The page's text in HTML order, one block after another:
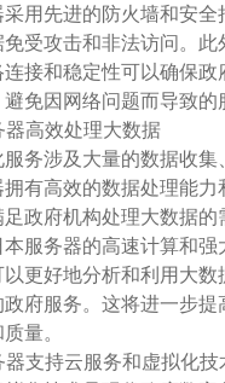
采用先进的防火墙和安
受攻击和非法访问。此
接和稳定性可以确保政
免因网络问题而导致的
器高效处理大数据
务涉及大量的数据收集
拥有高效的数据处理能力
政府机构处理大数据的
本服务器的高速计算和
更好地分析和利用大
府服务。这将进一步提
量。
支持云服务和虚拟化技